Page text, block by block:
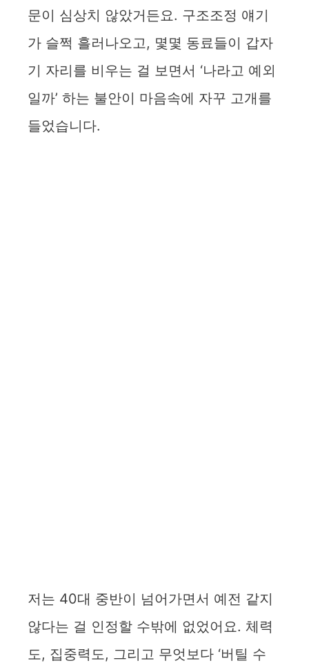
문이 심상치 않았거든요. 구조조정 얘기
가 슬쩍 흘러나오고, 몇몇 동료들이 갑자
기 자리를 비우는 걸 보면서 ‘나라고 예외
일까’ 하는 불안이 마음속에 자꾸 고개를
들었습니다.
저는 40대 중반이 넘어가면서 예전 같지
않다는 걸 인정할 수밖에 없었어요. 체력
도, 집중력도, 그리고 무엇보다 ‘버틸 수